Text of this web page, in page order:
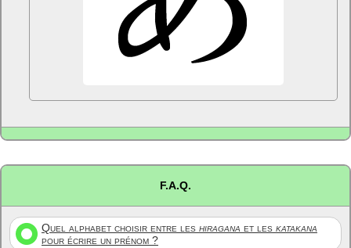
F.A.Q.
Quel alphabet choisir entre les hiragana et les katakana
pour écrire un prénom ?